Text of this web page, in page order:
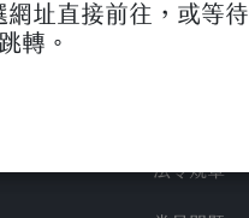
法令規章
網址直接前往，或等待
轉。